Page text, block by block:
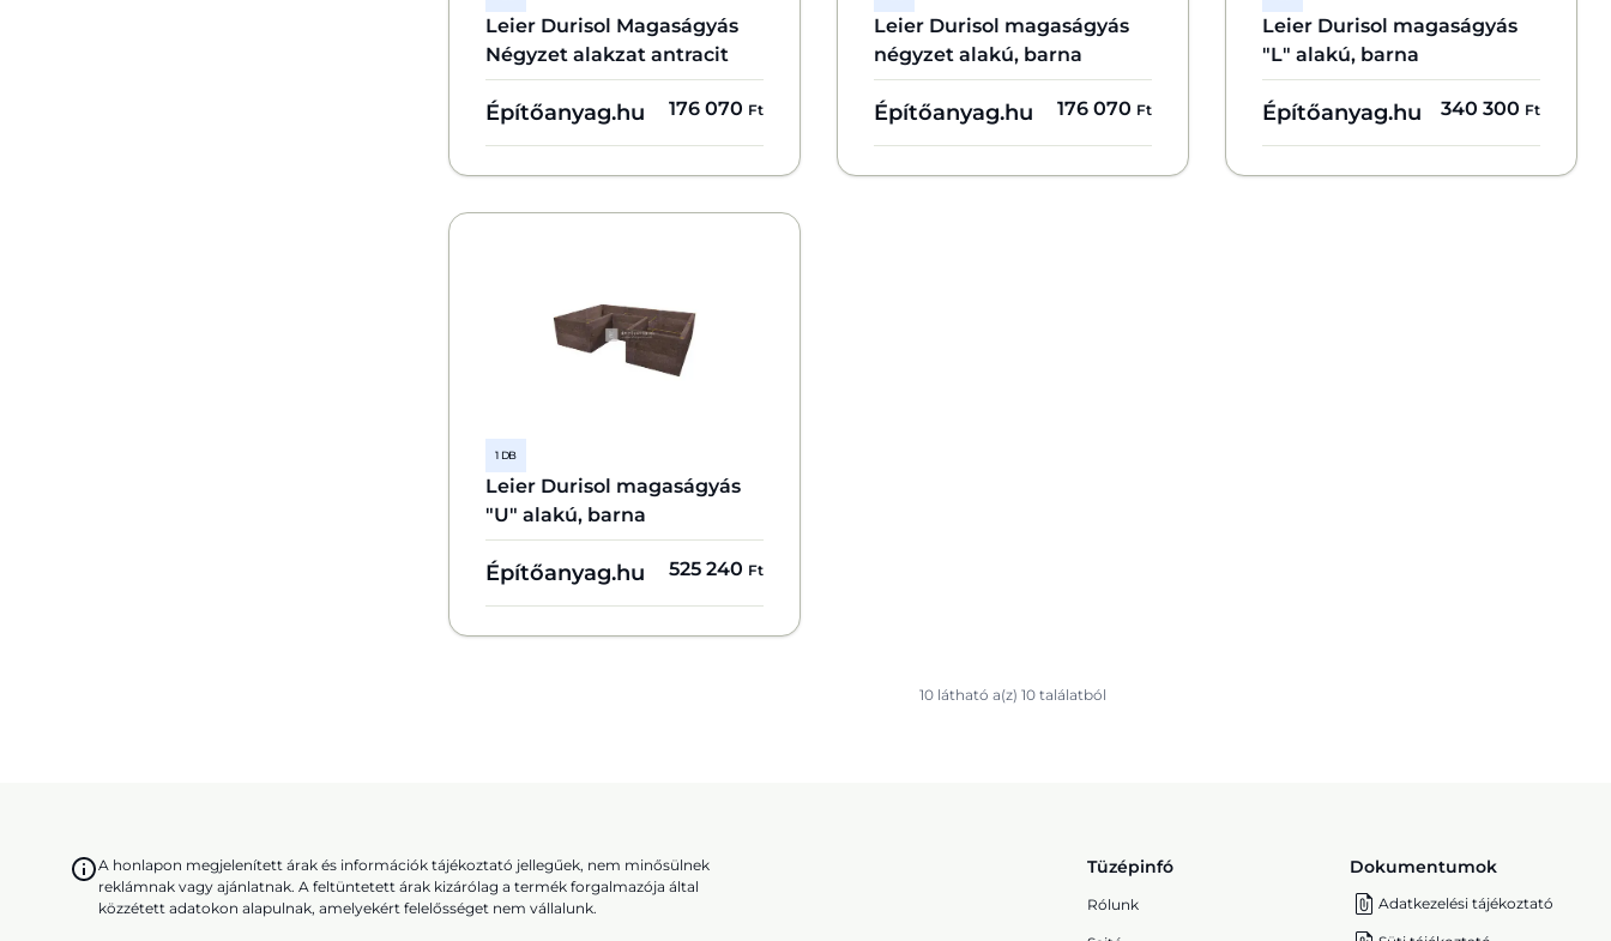
Leier Durisol Magaságyás
Négyzet alakzat antracit
Építőanyag.hu 176 070 Ft
Leier Durisol magaságyás
négyzet alakú, barna
Építőanyag.hu 176 070 Ft
Leier Durisol magaságyás
"L" alakú, barna
Építőanyag.hu 340 300 Ft
1 DB
Leier Durisol magaságyás
"U" alakú, barna
Építőanyag.hu 525 240 Ft
10 látható a(z) 10 találatból
A honlapon megjelenített árak és információk tájékoztató jellegűek, nem minősülnek
reklámnak vagy ajánlatnak. A feltüntetett árak kizárólag a termék forgalmazója által
közzétett adatokon alapulnak, amelyekért felelősséget nem vállalunk.
Tüzépinfó
Rólunk
Dokumentumok
Adatkezelési tájékoztató